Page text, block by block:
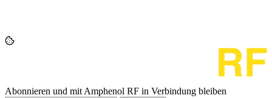
Abonnieren und mit Amphenol RF in Verbindung bleiben